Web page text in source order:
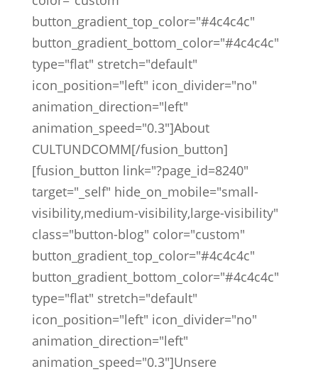
button_gradient_top_color="#4c4c4c"
button_gradient_bottom_color="#4c4c4c"
type="flat" stretch="default"
icon_position="left" icon_divider="no"
animation_direction="left"
animation_speed="0.3"]About
CULTUNDCOMM[/fusion_button]
[fusion_button link="?page_id=8240"
target="_self" hide_on_mobile="small-
visibility,medium-visibility,large-visibility"
class="button-blog" color="custom"
button_gradient_top_color="#4c4c4c"
button_gradient_bottom_color="#4c4c4c"
type="flat" stretch="default"
icon_position="left" icon_divider="no"
animation_direction="left"
animation_speed="0.3"]Unsere